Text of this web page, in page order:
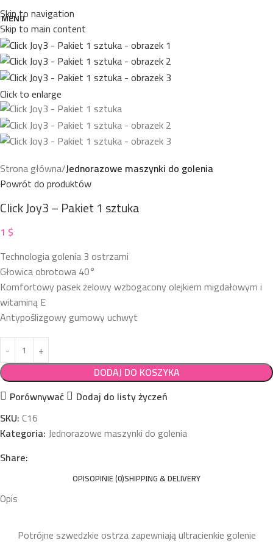
Skip to navigation
Skip to main content
MENU
Click to enlarge
Strona główna Jednorazowe maszynki do golenia
Powrót do produktów
Click Joy3 – Pakiet 1 sztuka
1 $
Technologia golenia 3 ostrzami
Głowica obrotowa 40°
Komfortowy pasek żelowy wzbogacony olejkiem migdałowym i
witaminą E
Antypoślizgowy gumowy uchwyt
DODAJ DO KOSZYKA
Porównywać
Dodaj do listy życzeń
SKU:C16
Kategoria:Jednorazowe maszynki do golenia
Share:
OPISOPINIE (0)SHIPPING & DELIVERY
Opis
Potrójne szwedzkie ostrza zapewniają ultracienkie golenie